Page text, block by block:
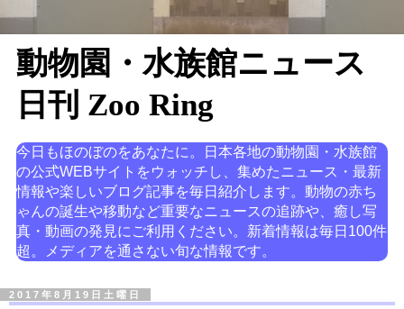
動物園・水族館ニュース
日刊 Zoo Ring
今日もほのぼのをあなたに。日本各地の動物園・水族館
の公式WEBサイトをウォッチし、集めたニュース・最新
情報や楽しいブログ記事を毎日紹介します。動物の赤ち
ゃんの誕生や移動など重要なニュースの追跡や、癒し写
真・動画の発見にご利用ください。新着情報は毎日100件
超。メディアを通さない旬な情報です。
2017年8月19日土曜日